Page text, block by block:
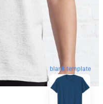
blank template